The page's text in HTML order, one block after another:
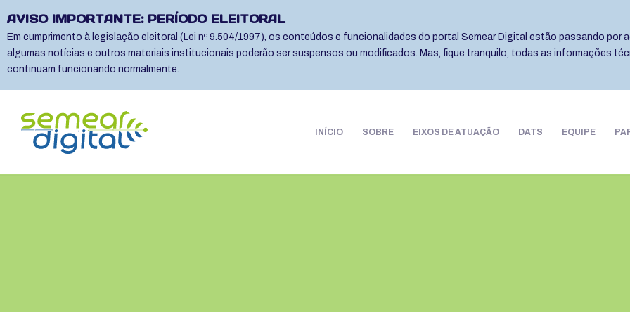
AVISO IMPORTANTE: PERÍODO ELEITORAL
Em cumprimento à legislação eleitoral (Lei nº 9.504/1997), os conteúdos e funcionalidades do portal Semear Digital estão passando por
algumas notícias e outros materiais institucionais poderão ser suspensos ou modificados. Mas, fique tranquilo, todas as informações
continuam funcionando normalmente.
INÍCIO SOBRE EIXOS DE ATUAÇÃO DATS EQUIPE